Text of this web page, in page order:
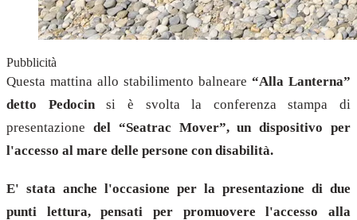
Pubblicità
Questa mattina allo stabilimento balneare “Alla Lanterna”
detto Pedocinsi è svolta la conferenza stampa di
presentazione del “Seatrac Mover”, un dispositivo per
l'accesso al mare delle persone con disabilità.
E' stata anche l'occasione per la presentazione di due
punti lettura, pensati per promuovere l'accesso alla